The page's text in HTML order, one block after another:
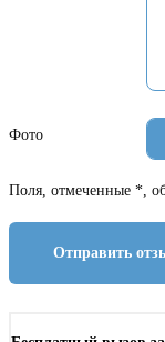
Фото
Поля, отмеченные *,
Отправить